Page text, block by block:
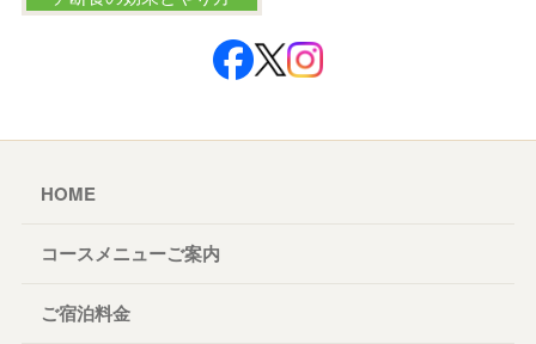
HOME
コースメニューご案内
ご宿泊料金